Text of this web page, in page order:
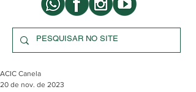
ACIC Canela
20 de nov. de 2023